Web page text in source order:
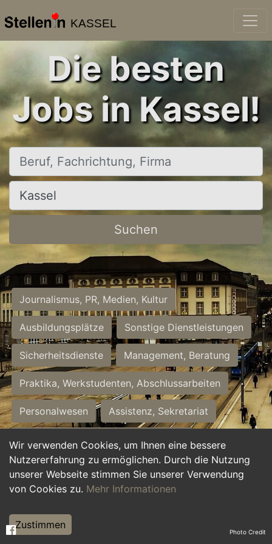
KASSEL
Wir verwenden Cookies, um Ihnen eine bessere
Nutzererfahrung zu ermöglichen. Durch die Nutzung
unserer Webseite stimmen Sie unserer Verwendung
von Cookies zu. Mehr Informationen
Zustimmen
Die besten
Jobs in Kassel!
Beruf, Fachrichtung, Firma
Ort, Stadt
Suchen
Journalismus, PR, Medien, Kultur
Ausbildungsplätze Sonstige Dienstleistungen
Sicherheitsdienste Management, Beratung
Praktika, Werkstudenten, Abschlussarbeiten
Personalwesen Assistenz, Sekretariat
Hilfskräfte, Aushilfs- und Nebenjobs
Einkauf, Logistik, Materialwirtschaft
Weiterbildung, Studium, duale Ausbildung
Tourismus
Photo Credit